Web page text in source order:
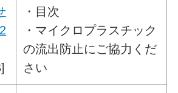
・目次
・マイクロプラスチック
の流出防止にご協力くだ
さい